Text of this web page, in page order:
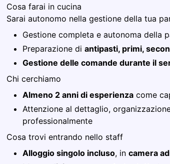
Cosa farai in cucina
Sarai autonomo nella gestione della tua
Gestione completa e autonoma della
Preparazione di antipasti, primi,
Gestione delle comande durante il
Chi cerchiamo
Almeno 2 anni di esperienza come
Attenzione al dettaglio,
professionalmente
Cosa trovi entrando nello staff
Alloggio singolo incluso, in camera